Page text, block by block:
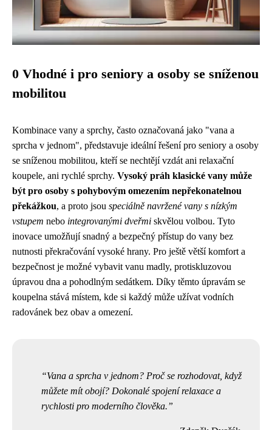
0 Vhodné i pro seniory a osoby se sníženou
mobilitou
Kombinace vany a sprchy, často označovaná jako "vana a
sprcha v jednom", představuje ideální řešení pro seniory a osoby
se sníženou mobilitou, kteří se nechtějí vzdát ani relaxační
koupele, ani rychlé sprchy. Vysoký práh klasické vany může
být pro osoby s pohybovým omezením nepřekonatelnou
překážkou, a proto jsou speciálně navržené vany s nízkým
vstupem nebo integrovanými dveřmi skvělou volbou. Tyto
inovace umožňují snadný a bezpečný přístup do vany bez
nutnosti překračování vysoké hrany. Pro ještě větší komfort a
bezpečnost je možné vybavit vanu madly, protiskluzovou
úpravou dna a pohodlným sedátkem. Díky těmto úpravám se
koupelna stává místem, kde si každý může užívat vodních
radovánek bez obav a omezení.
Vana a sprcha v jednom? Proč se rozhodovat, když
můžete mít obojí? Dokonalé spojení relaxace a
rychlosti pro moderního člověka.